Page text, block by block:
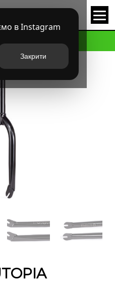
в Instagram
Закрити